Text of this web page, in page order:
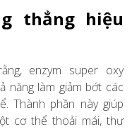
thẳng hiệu
enzym super oxy
năng làm giảm bớt các
Thành phần này giúp
cơ thể thoải mái, thư